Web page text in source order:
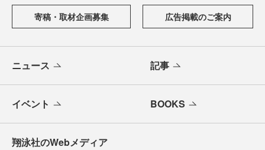
寄稿・取材企画募集 広告掲載のご案内
ニュース 記事
イベント BOOKS
翔泳社のWebメディア